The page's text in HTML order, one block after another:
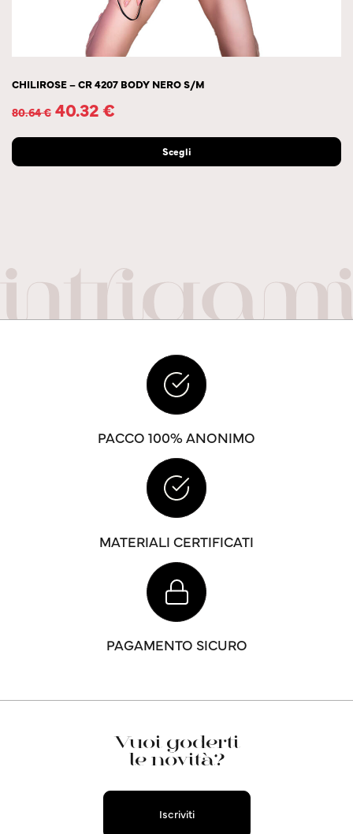
CHILIROSE – CR 4207 BODY NERO S/M
80.64€ 40.32€
Scegli
PACCO 100% ANONIMO
MATERIALI CERTIFICATI
PAGAMENTO SICURO
Vuoi goderti
le novità?
Iscriviti